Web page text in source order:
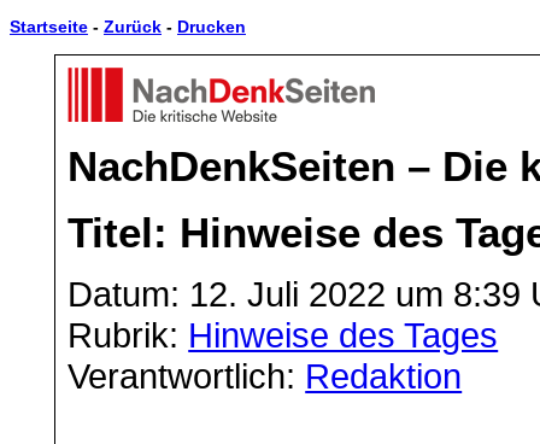
Startseite - Zurück - Drucken
NachDenkSeiten – Die
Titel: Hinweise des
Datum: 12. Juli 2022 um 8:39
Rubrik: Hinweise des Tages
Verantwortlich: Redaktion